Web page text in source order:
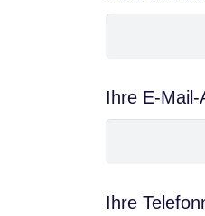
Ihre E-Mail-
Ihre